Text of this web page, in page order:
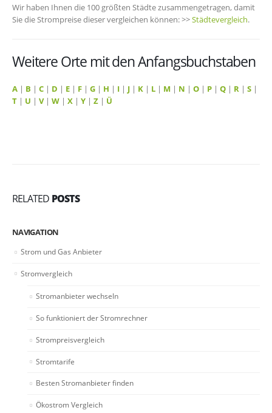
Wir haben Ihnen die 100 größten Städte zusammengetragen, damit
Sie die Strompreise dieser vergleichen können: >>Städtevergleich.
Weitere Orte mit den Anfangsbuchstaben
A | B | C | D | E | F | G | H | I | J | K | L | M | N | O | P | Q | R | S |
T | U | V| W | X | Y | Z | Ü
RELATED POSTS
NAVIGATION
Strom und Gas Anbieter
Stromvergleich
Stromanbieter wechseln
So funktioniert der Stromrechner
Strompreisvergleich
Stromtarife
Besten Stromanbieter finden
Ökostrom Vergleich